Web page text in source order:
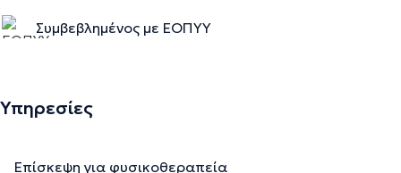
Συμβεβλημένος με ΕΟΠΥΥ
Υπηρεσίες
Επίσκεψη για φυσικοθεραπεία